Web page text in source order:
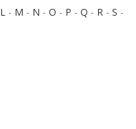
L - M - N - O - P - Q - R - S -